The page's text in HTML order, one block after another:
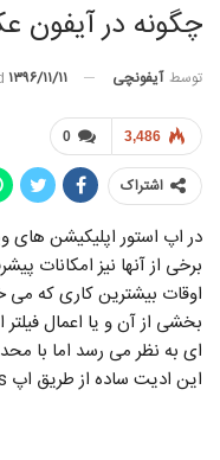
چگونه در
توسط آیفونچی ۱۳۹۶/۱۱/۱۱
0 3,486
اشتراک
در اپ استور اپلیکیشن
برخی از آنها نیز امکانات
اوقات بیشترین کاری که می
بخشی از آن و یا اعمال
ای به نظر می رسد اما با
این ادیت ساده از طریق اپ Photos هم قابل انجام است.